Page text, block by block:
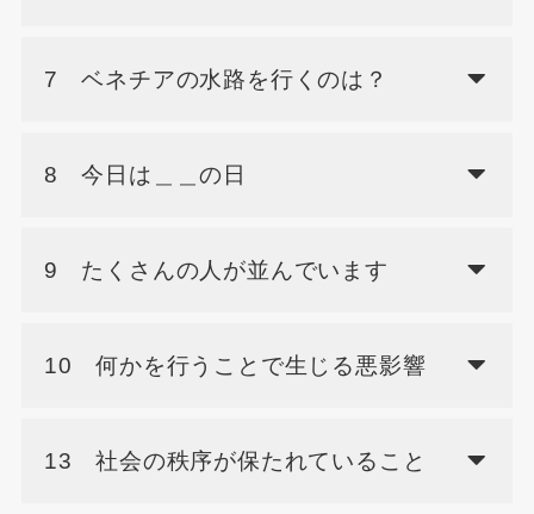
7 ベネチアの水路を行くのは？
8 今日は＿＿の日
9 たくさんの人が並んでいます
10 何かを行うことで生じる悪影響
13 社会の秩序が保たれていること